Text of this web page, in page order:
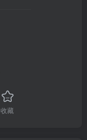
收藏